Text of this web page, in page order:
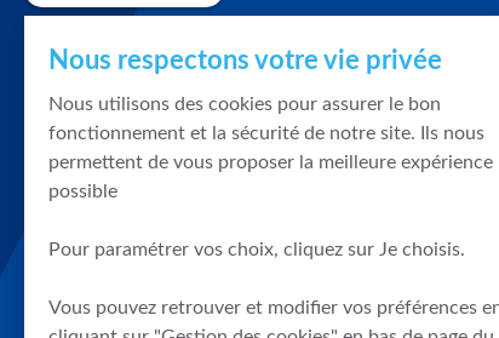
en
Nous respectons votre vie privée
Nous utilisons des cookies pour assurer le bon
fonctionnement et la sécurité de notre site. Ils nous
permettent de vous proposer la meilleure expérience
possible
Pour paramétrer vos choix, cliquez sur Je choisis.
Vous pouvez retrouver et modifier vos préférences